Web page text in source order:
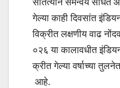
सातत्याने समन्वय साधत
गेल्या काही दिवसांत
विक्रीत लक्षणीय वाढ
०२६ या कालावधीत
क्रीत गेल्या वर्षाच्या
आहे.